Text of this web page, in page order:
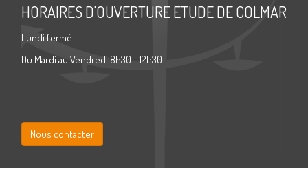
HORAIRES D'OUVERTURE ETUDE DE COLMAR
Lundi fermé
Du Mardi au Vendredi 8h30 - 12h30
Nous contacter